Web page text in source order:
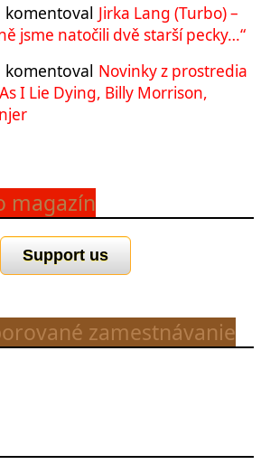
komentoval Jirka Lang (Turbo) –
jsme natočili dvě starší pecky…“
komentoval Novinky z prostredia
I Lie Dying, Billy Morrison,
magazín
Support us
zamestnávanie